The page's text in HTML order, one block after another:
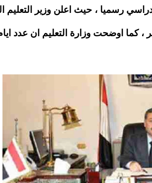
رسميا ، حيث اعلن وزير
، كما اوضحت وزارة التعليم ان عدد